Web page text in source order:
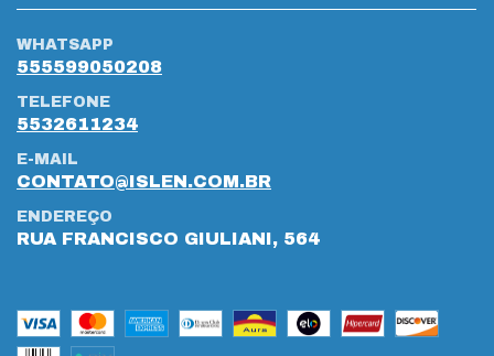
WHATSAPP
555599050208
TELEFONE
5532611234
E-MAIL
CONTATO@ISLEN.COM.BR
ENDEREÇO
RUA FRANCISCO GIULIANI, 564